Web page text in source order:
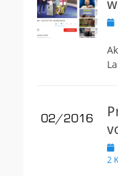
V
r
ö
f
n
l
i
c
V
e
2